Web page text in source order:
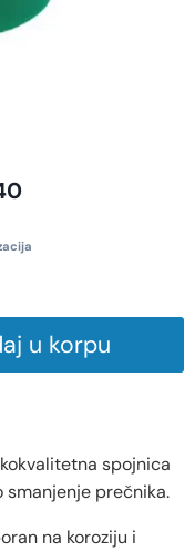
u korpu
spojnica
smanjenje prečnika.
na koroziju i